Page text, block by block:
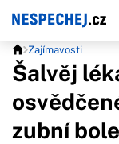
Zajímavosti
Šalvěj
zubní